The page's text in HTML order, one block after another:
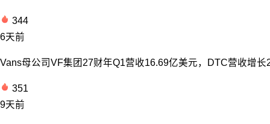
344
6天前
Vans母公司VF集团27财年Q1营收16.69亿美元，DTC营收增长
351
9天前